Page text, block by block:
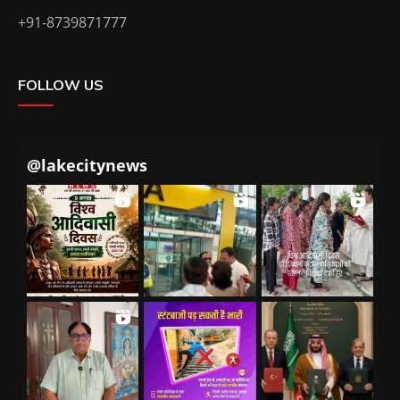
+91-8739871777
FOLLOW US
@lakecitynews